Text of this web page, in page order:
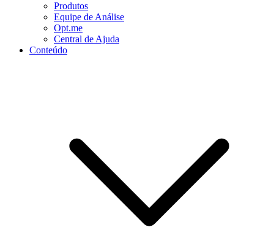
Produtos
Equipe de Análise
Opt.me
Central de Ajuda
Conteúdo